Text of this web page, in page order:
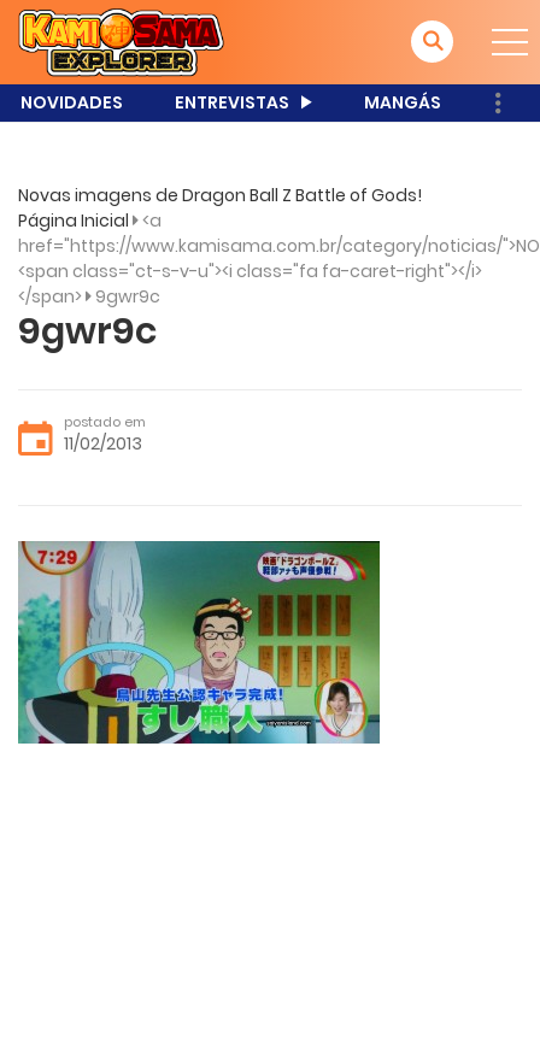
NOVIDADES ENTREVISTAS MANGÁS
Novas imagens de Dragon Ball Z Battle of Gods!
Página Inicial <a
href="https://www.kamisama.com.br/category/noticias/
<span class="ct-s-v-u"><i class="fa fa-caret-right"></i>
</span> 9gwr9c
9gwr9c
postado em
11/02/2013